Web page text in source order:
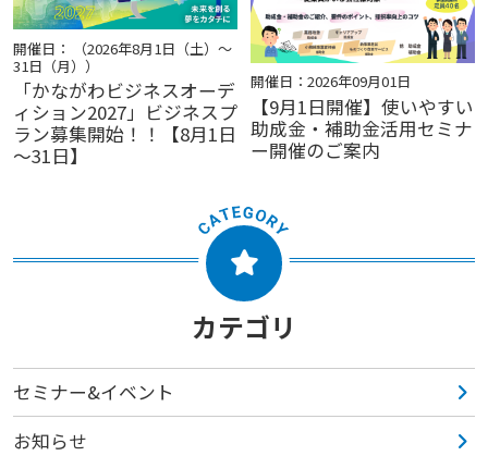
開催日： （2026年8月1日（土）～
31日（月））
「かながわビジネスオーデ
ィション2027」ビジネスプ
ラン募集開始！！【8月1日
～31日】
開催日：2026年09月01日
【9月1日開催】使いやすい
助成金・補助金活用セミナ
ー開催のご案内
カテゴリ
セミナー&イベント
お知らせ